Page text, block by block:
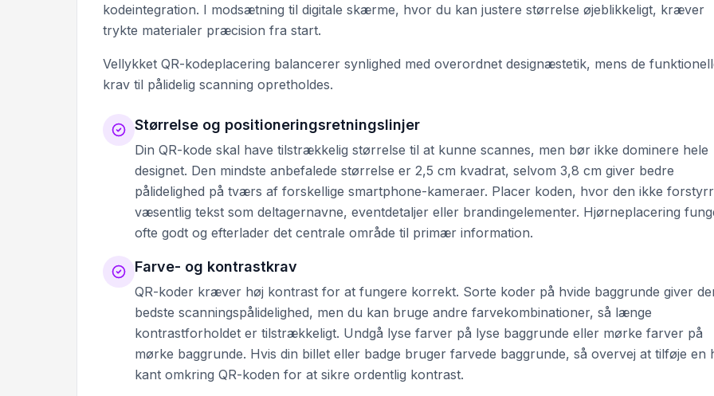
kodeintegration. I modsætning til digitale skærme, hvor du kan justere størrelse øjeblikkeligt, kræver
trykte materialer præcision fra start.
Vellykket QR-kodeplacering balancerer synlighed med overordnet designæstetik, mens de
krav til pålidelig scanning opretholdes.
Størrelse og positioneringsretningslinjer
Din QR-kode skal have tilstrækkelig størrelse til at kunne scannes, men bør ikke dominere hele
designet. Den mindste anbefalede størrelse er 2,5 cm kvadrat, selvom 3,8 cm giver bedre
pålidelighed på tværs af forskellige smartphone-kameraer. Placer koden, hvor den ikke
væsentlig tekst som deltagernavne, eventdetaljer eller brandingelementer. Hjørneplacering
ofte godt og efterlader det centrale område til primær information.
Farve- og kontrastkrav
QR-koder kræver høj kontrast for at fungere korrekt. Sorte koder på hvide baggrunde giver
bedste scanningspålidelighed, men du kan bruge andre farvekombinationer, så længe
kontrastforholdet er tilstrækkeligt. Undgå lyse farver på lyse baggrunde eller mørke farver på
mørke baggrunde. Hvis din billet eller badge bruger farvede baggrunde, så overvej at tilføje en
kant omkring QR-koden for at sikre ordentlig kontrast.